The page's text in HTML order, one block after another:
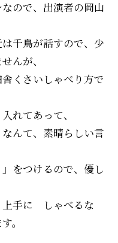
で、出演者の岡山
鳥が話すので、少
んが、
さいしゃべり方で
てあって、
て、素晴らしい言
つけるので、優し
に しゃべるな
。